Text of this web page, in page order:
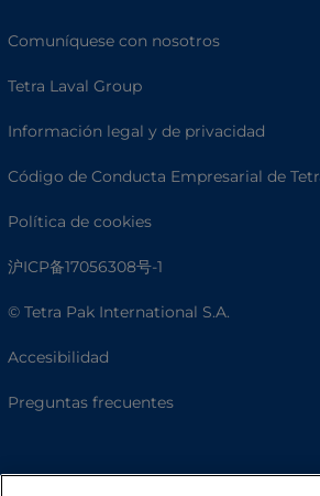
Comuníquese con nosotros
Tetra Laval Group
Información legal y de privacidad
Código de Conducta Empresarial de
Política de cookies
沪ICP备17056308号-1
© Tetra Pak International S.A.
Accesibilidad
Preguntas frecuentes